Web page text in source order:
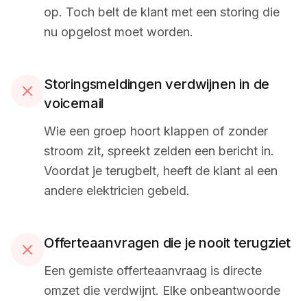
op. Toch belt de klant met een storing die
nu opgelost moet worden.
Storingsmeldingen verdwijnen in de
voicemail
Wie een groep hoort klappen of zonder
stroom zit, spreekt zelden een bericht in.
Voordat je terugbelt, heeft de klant al een
andere elektricien gebeld.
Offerteaanvragen die je nooit terugziet
Een gemiste offerteaanvraag is directe
omzet die verdwijnt. Elke onbeantwoorde